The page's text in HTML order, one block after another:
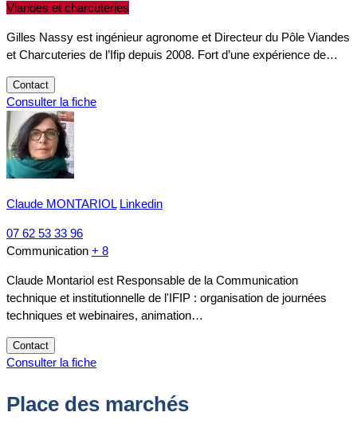
Viandes et charcuteries
Gilles Nassy est ingénieur agronome et Directeur du Pôle Viandes
et Charcuteries de l’Ifip depuis 2008. Fort d’une expérience de…
Contact
Consulter la fiche
Claude MONTARIOL Linkedin
07 62 53 33 96
Communication + 8
Claude Montariol est Responsable de la Communication
technique et institutionnelle de l'IFIP : organisation de journées
techniques et webinaires, animation…
Contact
Consulter la fiche
Place des marchés